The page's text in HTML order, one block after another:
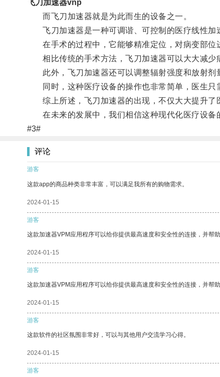
飞刀加速器vnp
而飞刀加速器就是为此而生的设备之一。
飞刀加速器是一种可调谐、可控制的医疗线性加
在手术的过程中，它能够精准定位，对病变部位
相比传统的手术方法，飞刀加速器可以大大减少
此外，飞刀加速器还可以调整辐射强度和放射剂
同时，这种医疗设备的操作也非常简单，医生只
综上所述，飞刀加速器的出现，不仅大大提升了
在未来的发展中，我们相信这种现代化医疗设备
#3#
评论
游客
这款app的商品种类非常丰富，可以满足我所有的购物需求。
2024-01-15
游客
这款加速器VPM应用程序可以给你提供最高速度和安全性的连接，并帮
2024-01-15
游客
这款加速器VPM应用程序可以给你提供最高速度和安全性的连接，并帮
2024-01-15
游客
这款软件的社区氛围非常好，可以与其他用户交流学习心得。
2024-01-15
游客